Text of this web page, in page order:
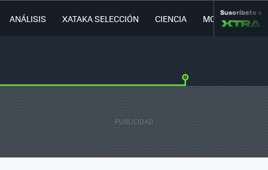
ANÁLISIS XATAKA SELECCIÓN CIENCIA MOVILIDAD
Suscríbete a